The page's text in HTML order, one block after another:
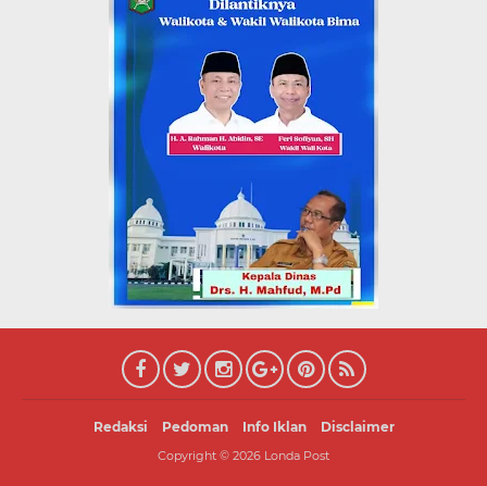
Redaksi Pedoman Info Iklan Disclaimer
Copyright © 2026 Londa Post